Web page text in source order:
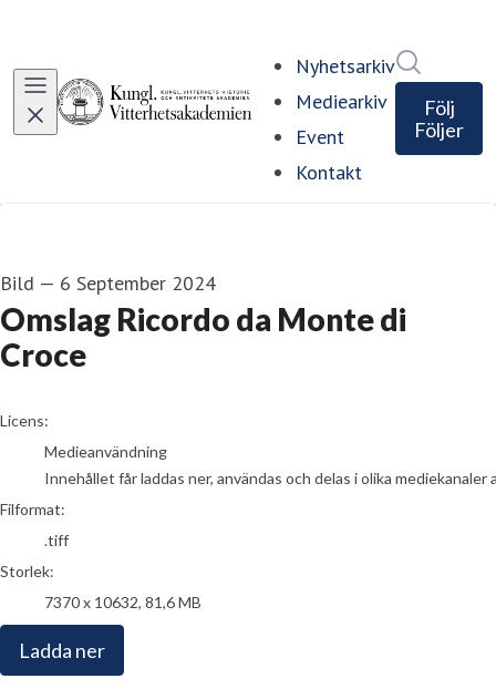
Nyhetsarkiv
Mediearkiv
Event
Kontakt
Följ
Följer
Bild — 6 September 2024
Omslag Ricordo da Monte di
Croce
go to media item
Licens:
Medieanvändning
Innehållet får laddas ner, användas och delas i olika
Filformat:
.tiff
Storlek:
7370 x 10632, 81,6 MB
Ladda ner